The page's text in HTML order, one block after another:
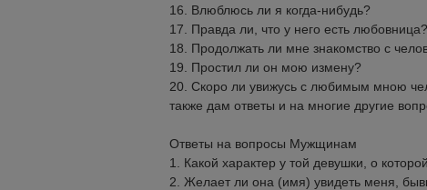
16. Влюблюсь ли я когда-нибудь?
17. Правда ли, что у него есть любовница?
18. Продолжать ли мне знакомство с
19. Простил ли он мою измену?
20. Скоро ли увижусь с любимым мною
также дам ответы и на многие другие
Ответы на вопросы Мужщинам
1. Какой характер у той девушки, о
2. Желает ли она (имя) увидеть меня,